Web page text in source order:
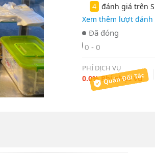
4 đánh giá trên
Xem thêm lượt đánh
0 - 0
PHÍ DỊCH VỤ
0.0% Phí phục vụ